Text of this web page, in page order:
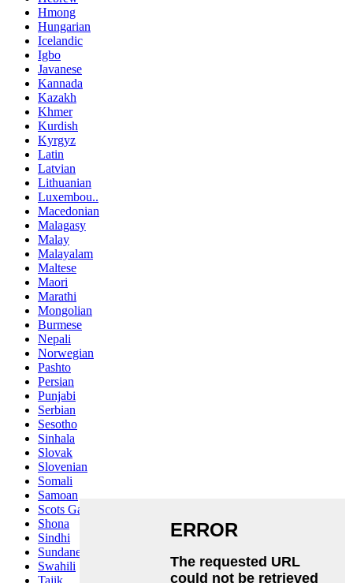
Hmong
Hungarian
Icelandic
Igbo
Javanese
Kannada
Kazakh
Khmer
Kurdish
Kyrgyz
Latin
Latvian
Lithuanian
Luxembou..
Macedonian
Malagasy
Malay
Malayalam
Maltese
Maori
Marathi
Mongolian
Burmese
Nepali
Norwegian
Pashto
Persian
Punjabi
Serbian
Sesotho
Sinhala
Slovak
Slovenian
Somali
Samoan
Scots Gaelic
Shona
Sindhi
Sundanese
Swahili